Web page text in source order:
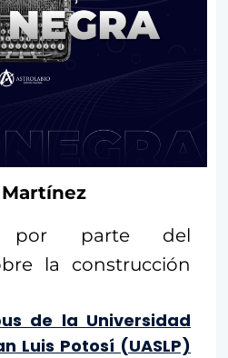
por parte del
la construcción
de la Universidad
Luis Potosí (UASLP)